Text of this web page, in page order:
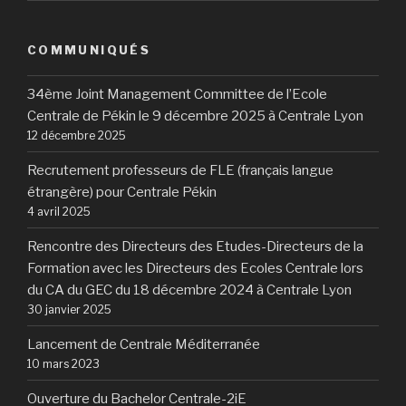
COMMUNIQUÉS
34ème Joint Management Committee de l’Ecole
Centrale de Pékin le 9 décembre 2025 à Centrale Lyon
12 décembre 2025
Recrutement professeurs de FLE (français langue
étrangère) pour Centrale Pékin
4 avril 2025
Rencontre des Directeurs des Etudes-Directeurs de la
Formation avec les Directeurs des Ecoles Centrale lors
du CA du GEC du 18 décembre 2024 à Centrale Lyon
30 janvier 2025
Lancement de Centrale Méditerranée
10 mars 2023
Ouverture du Bachelor Centrale-2iE